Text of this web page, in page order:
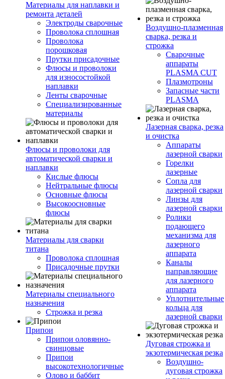
Материалы для наплавки и
ремонта деталей
Электроды сварочные
Проволока сплошная
Проволока
порошковая
Прутки присадочные
Флюсы и проволоки
для износостойкой
наплавки
Ленты сварочные
Специализированные
материалы
Флюсы и проволоки для
автоматической сварки и
наплавки
Кислые флюсы
Нейтральные флюсы
Основные флюсы
Высокоосновные
флюсы
Материалы для сварки
титана
Проволока сплошная
Присадочные прутки
Материалы специального
назначения
Строжка и резка
Припои
Припои оловянно-
свинцовые
Припои
высокотехнологичные
Олово и баббит
Воздушно-плазменная
сварка, резка и
строжка
Сварочные
аппараты
PLASMA CUT
Плазмотроны
Запасные части
PLASMA
Лазерная сварка, резка
и очистка
Аппараты
лазерной сварки
Горелки
лазерные
Сопла для
лазерной сварки
Линзы для
лазерной сварки
Ролики
подающего
механизма для
лазерного
аппарата
Каналы
направляющие
для лазерного
аппарата
Уплотнительные
кольца для
лазерной сварки
Дуговая строжка и
экзотермическая резка
Воздушно-
дуговая строжка